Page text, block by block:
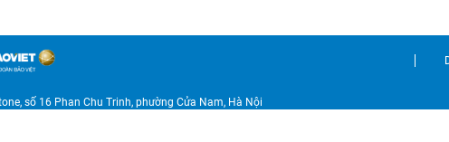
số 16 Phan Chu Trinh, phường Cửa Nam, Hà Nội